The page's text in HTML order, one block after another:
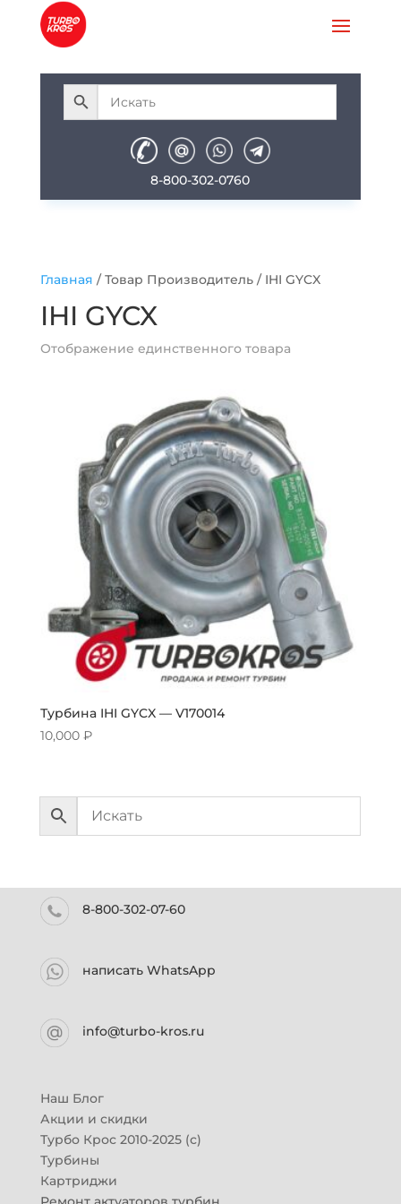
8-800-302-0760
Главная / Товар Производитель / IHI GYCX
IHI GYCX
Отображение единственного товара
Турбина IHI GYCX — V170014
10,000 ₽
8-800-302-07-60
написать WhatsApp
info@turbo-kros.ru
Наш Блог
Акции и скидки
Турбо Крос 2010-2025 (с)
Турбины
Картриджи